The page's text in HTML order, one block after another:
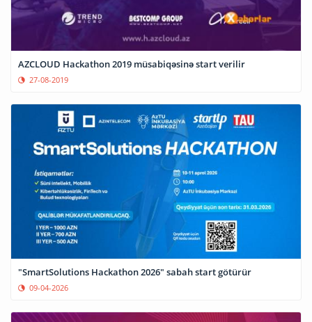
AZCLOUD Hackathon 2019 müsabiqəsinə start verilir
27-08-2019
"SmartSolutions Hackathon 2026" sabah start götürür
09-04-2026